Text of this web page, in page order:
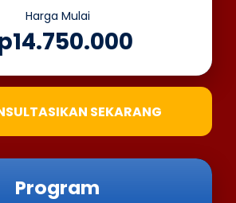
Harga Mulai
SEKARANG
Program